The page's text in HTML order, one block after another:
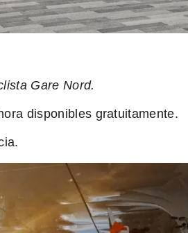
Gare Nord.
disponibles gratuitamente.